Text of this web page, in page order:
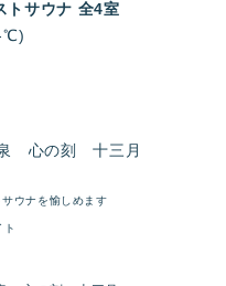
トサウナ 全4室
℃)
ウナを愉しめます